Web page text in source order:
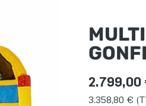
2.799,00
3.358,80 €